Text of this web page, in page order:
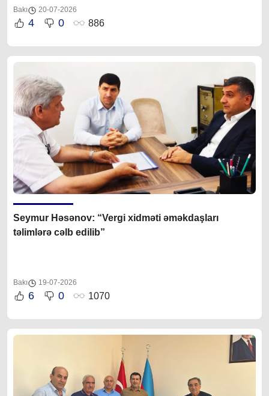
Bakı 20-07-2026
4 0 886
Seymur Həsənov: “Vergi xidməti əməkdaşları
təlimlərə cəlb edilib”
Bakı 19-07-2026
6 0 1070